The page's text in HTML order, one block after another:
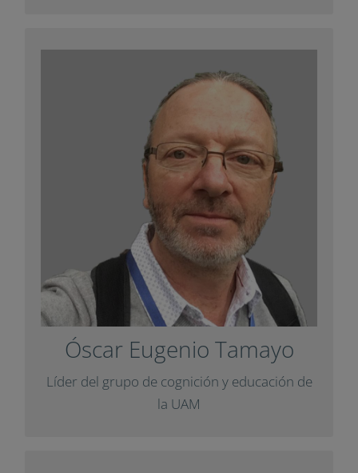
Óscar Eugenio Tamayo
Líder del grupo de cognición y educación
de la UAM
Óscar E. Tamayo
Su investigación se centra en la enseñanza
y el aprendizaje de las ciencias; en el
lenguaje, la argumentación, la
metacognición en el aula de ciencias o la
formación de pensamiento crítico.
Ha colaborado con
Impuls
en el informe
Delphi sobre pensamiento y con un artículo
para la revista
Diàlegs
.